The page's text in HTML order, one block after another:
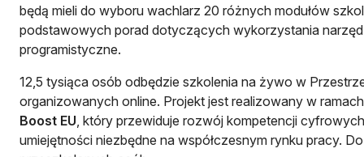
będą mieli do wyboru wachlarz 20 różnych modułów
podstawowych porad dotyczących wykorzystania
programistyczne.
12,5 tysiąca osób odbędzie szkolenia na żywo w
organizowanych online. Projekt jest realizowany w
Boost EU , który przewiduje rozwój kompetencji
umiejętności niezbędne na współczesnym rynku pracy.